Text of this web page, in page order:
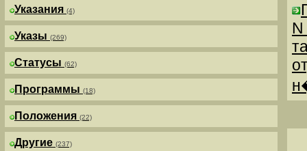
Указания (4)
Указы (269)
Статусы (62)
Программы (18)
Положения (22)
Другие (237)